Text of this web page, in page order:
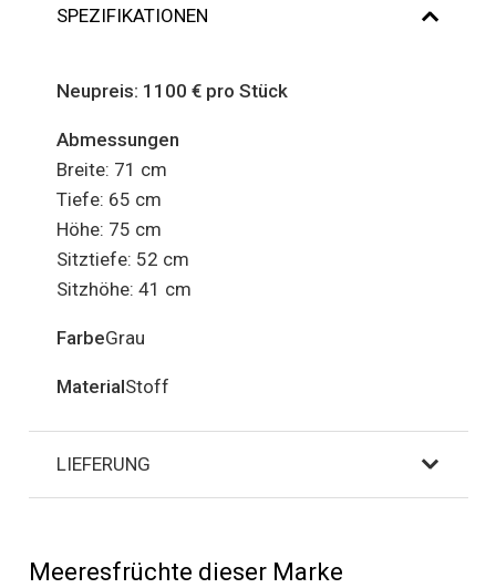
SPEZIFIKATIONEN
Neupreis: 1100 € pro Stück
Abmessungen
Breite: 71 cm
Tiefe: 65 cm
Höhe: 75 cm
Sitztiefe: 52 cm
Sitzhöhe: 41 cm
FarbeGrau
MaterialStoff
LIEFERUNG
Meeresfrüchte dieser Marke